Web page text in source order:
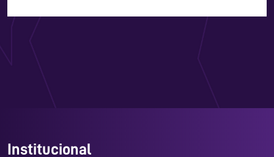
Institucional